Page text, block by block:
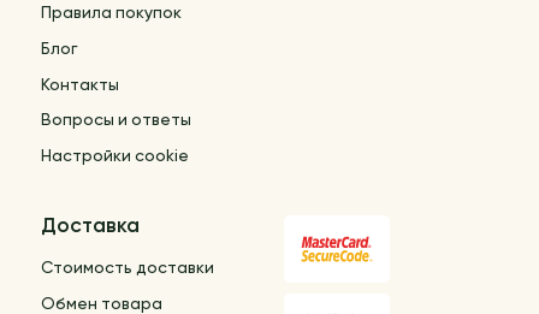
Правила покупок
Блог
Контакты
Вопросы и ответы
Настройки cookie
Доставка
Стоимость доставки
Обмен товара